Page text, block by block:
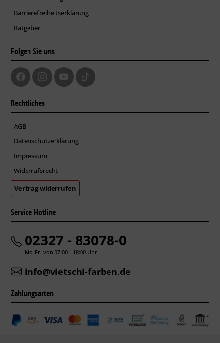
Barrierefreiheitserklärung
Ratgeber
Folgen Sie uns
Rechtliches
AGB
Datenschutzerklärung
Impressum
Widerrufsrecht
Vertrag widerrufen
Service Hotline
02327 - 83078-0
Mo-Fr. von 07:00 - 18:00 Uhr
info@vietschi-farben.de
Zahlungsarten